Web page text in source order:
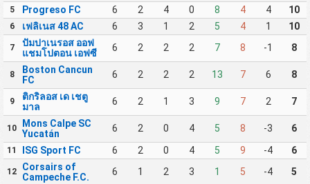
5 Progreso FC 6 2 4 0 8 4 4 10
6 เฟลิเนส 48 AC 6 3 1 2 5 4 1 10
7
ปัมปาเนรอส ออฟ
แชมโปตอน เอฟซี
6 2 2 2 7 8 -1 8
8
Boston Cancun
FC
6 2 2 2 13 7 6 8
9
ติกริลอส เด เชตู
มาล
6 2 1 3 9 7 2 7
10
Mons Calpe SC
Yucatán
6 2 0 4 5 8 -3 6
11 ISG Sport FC 6 2 0 4 5 9 -4 6
12
Corsairs of
Campeche F.C.
6 1 2 3 1 5 -4 5